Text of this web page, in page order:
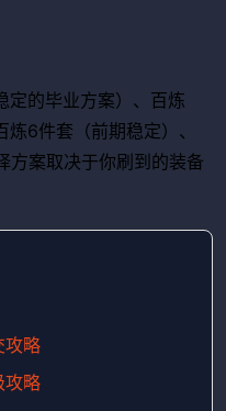
定的毕业方案）、百炼
6件套（前期稳定）、
方案取决于你刷到的装备
攻略
攻略